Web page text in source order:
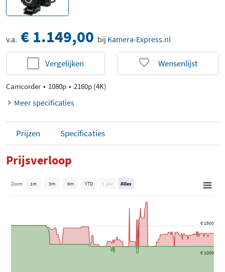
v.a. € 1.149,00 bij Kamera-Express.nl
Vergelijken Wensenlijst
Camcorder 1080p 2160p (4K)
Meer specificaties
Prijzen Specificaties
Prijsverloop
€ 1000
€ 1500
Zoom 1m 3m 6m YTD 1 jaar Alles